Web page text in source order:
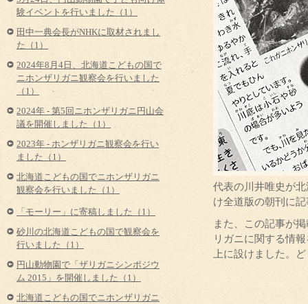
代表の川井唯史が
け全道版の朝刊に
また、この記事が
リガニに関する情
上に設けました。
験イベントを行いました（1）
田中一典会長がNHKに取材されまし
た（1）
2024年8月4日、北海道こどもの国で
ニホンザリガニ観察会を行いました
（1）
2024年 - 第5回ニホンザリガニ円山会
議を開催しました（1）
2023年 - ホンザリガニ観察会を行い
ました（1）
北海道こどもの国でニホンザリガニ
観察会を行いました（1）
「モーリー」に寄稿しました（1）
砂川の北海道こどもの国で観察会を
行いました（1）
円山動物園で「ザリガニシンポジウ
ム 2015」を開催しました（1）
北海道こどもの国でニホンザリガニ